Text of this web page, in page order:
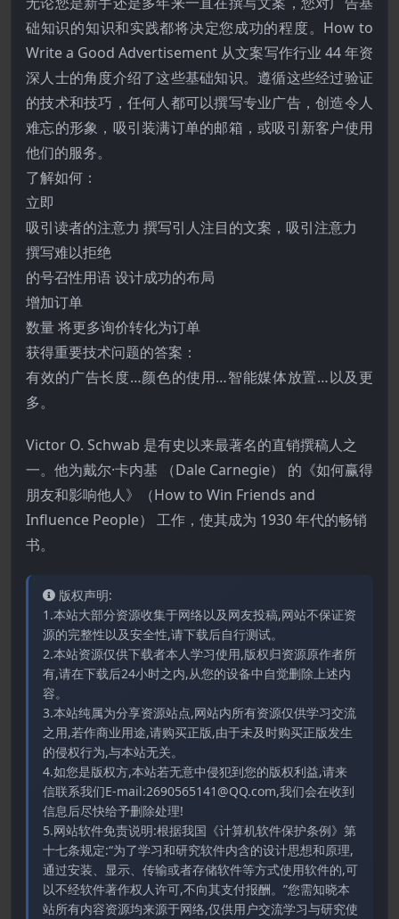
础知识的知识和实践都将决定您成功的程度。How to
Write a Good Advertisement 从文案写作行业 44 年资
深人士的角度介绍了这些基础知识。遵循这些经过验证
的技术和技巧，任何人都可以撰写专业广告，创造令人
难忘的形象，吸引装满订单的邮箱，或吸引新客户使用
他们的服务。
了解如何：
立即
吸引读者的注意力 撰写引人注目的文案，吸引注意力
撰写难以拒绝
的号召性用语 设计成功的布局
增加订单
数量 将更多询价转化为订单
获得重要技术问题的答案：
有效的广告长度…颜色的使用…智能媒体放置…以及更
多。
Victor O. Schwab 是有史以来最著名的直销撰稿人之
一。他为戴尔·卡内基 （Dale Carnegie） 的《如何赢得
朋友和影响他人》（How to Win Friends and
Influence People） 工作，使其成为 1930 年代的畅销
书。
版权声明:
1.本站大部分资源收集于网络以及网友投稿,网站不保证资
源的完整性以及安全性,请下载后自行测试。
2.本站资源仅供下载者本人学习使用,版权归资源原作者所
有,请在下载后24小时之内,从您的设备中自觉删除上述内
容。
3.本站纯属为分享资源站点,网站内所有资源仅供学习交流
之用,若作商业用途,请购买正版,由于未及时购买正版发生
的侵权行为,与本站无关。
4.如您是版权方,本站若无意中侵犯到您的版权利益,请来
信联系我们E-mail:2690565141@QQ.com,我们会在收到
信息后尽快给予删除处理!
5.网站软件免责说明:根据我国《计算机软件保护条例》第
十七条规定:“为了学习和研究软件内含的设计思想和原理,
通过安装、显示、传输或者存储软件等方式使用软件的,可
以不经软件著作权人许可,不向其支付报酬。”您需知晓本
站所有内容资源均来源于网络,仅供用户交流学习与研究使